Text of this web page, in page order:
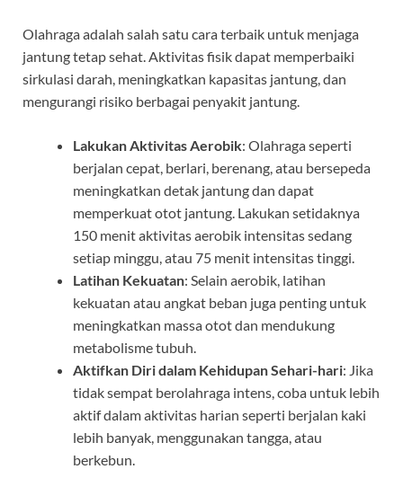
Olahraga adalah salah satu cara terbaik untuk menjaga
jantung tetap sehat. Aktivitas fisik dapat memperbaiki
sirkulasi darah, meningkatkan kapasitas jantung, dan
mengurangi risiko berbagai penyakit jantung.
Lakukan Aktivitas Aerobik: Olahraga seperti
berjalan cepat, berlari, berenang, atau bersepeda
meningkatkan detak jantung dan dapat
memperkuat otot jantung. Lakukan setidaknya
150 menit aktivitas aerobik intensitas sedang
setiap minggu, atau 75 menit intensitas tinggi.
Latihan Kekuatan: Selain aerobik, latihan
kekuatan atau angkat beban juga penting untuk
meningkatkan massa otot dan mendukung
metabolisme tubuh.
Aktifkan Diri dalam Kehidupan Sehari-hari: Jika
tidak sempat berolahraga intens, coba untuk lebih
aktif dalam aktivitas harian seperti berjalan kaki
lebih banyak, menggunakan tangga, atau
berkebun.